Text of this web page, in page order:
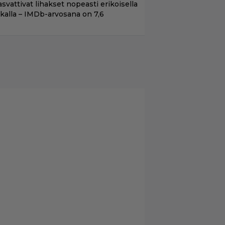
lihakset nopeasti erikoisella
– IMDb-arvosana on 7,6